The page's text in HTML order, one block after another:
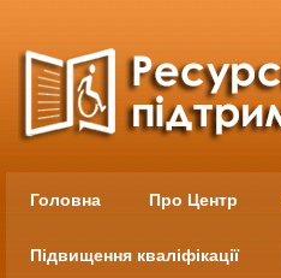
Головна Про Центр
Підвищення кваліфікації